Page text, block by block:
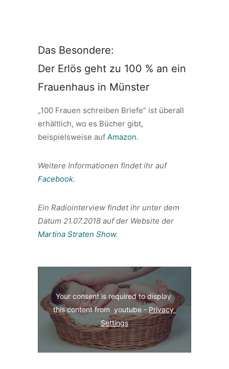
Das Besondere:
Der Erlös geht zu 100 % an ein
Frauenhaus in Münster
„100 Frauen schreiben Briefe“ ist überall
erhältlich, wo es Bücher gibt,
beispielsweise auf Amazon.
Weitere Informationen findet ihr auf
Facebook.
Ein Radiointerview findet ihr unter dem
Datum 21.07.2018 auf der Website der
Martina Straten Show.
Your consent is required to display
this content from  youtube - Privacy
Settings